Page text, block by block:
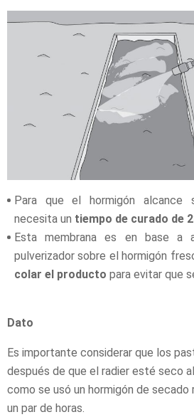
Para que el hormigón alcance
necesita un tiempo de curado de
Esta membrana es en base a
pulverizador sobre el hormigón
colar el producto para evitar que
Dato
Es importante considerar que los
después de que el radier esté seco
como se usó un hormigón de
un par de horas.